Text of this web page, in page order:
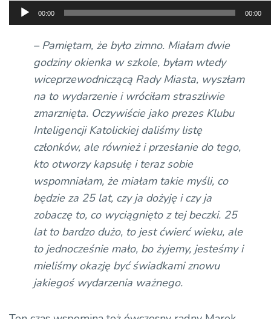
Odtwarzacz
plików
dźwiękowych
00:00 00:00
– Pamiętam, że było zimno. Miałam dwie
godziny okienka w szkole, byłam wtedy
wiceprzewodniczącą Rady Miasta, wyszłam
na to wydarzenie i wróciłam straszliwie
zmarznięta. Oczywiście jako prezes Klubu
Inteligencji Katolickiej daliśmy listę
członków, ale również i przesłanie do tego,
kto otworzy kapsułę i teraz sobie
wspomniałam, że miałam takie myśli, co
będzie za 25 lat, czy ja dożyję i czy ja
zobaczę to, co wyciągnięto z tej beczki. 25
lat to bardzo dużo, to jest ćwierć wieku, ale
to jednocześnie mało, bo żyjemy, jesteśmy i
mieliśmy okazję być świadkami znowu
jakiegoś wydarzenia ważnego.